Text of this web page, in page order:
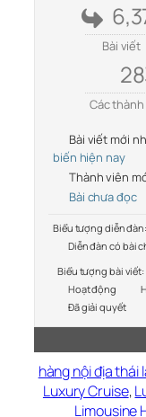
Bài viết
Các
Bài viết mới
biến hiện nay
Thành viên
Bài chưa đọc
Biểu tượng diễn đàn:
Diễn đàn có bài
Biểu tượng bài viết:
Hoạt động
Đã giải quyết
hàng nội địa thái
Luxury Cruise,
Limousine